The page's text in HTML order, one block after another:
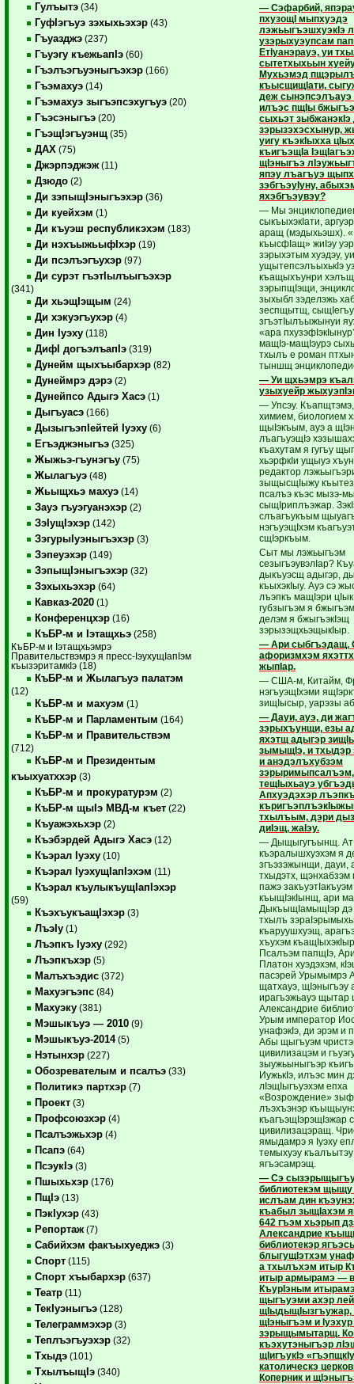
Гулъытэ (34)
ГуфIэгъуэ зэхыхьэхэр (43)
Гъуазджэ (237)
Гъуэгу къежьапIэ (60)
Гъэлъэгъуэныгъэхэр (166)
Гъэмахуэ (14)
Гъэмахуэ зыгъэпсэхугъуэ (20)
Гъэсэныгъэ (20)
ГъэщIэгъуэнщ (35)
ДАХ (75)
Джэрпэджэж (11)
Дзюдо (2)
Ди зэпыщIэныгъэхэр (36)
Ди куейхэм (1)
Ди къуэш республикэхэм (183)
Ди нэхъыжьыфIхэр (19)
Ди псэлъэгъухэр (97)
Ди сурэт гъэтIылъыгъэхэр
(341)
Ди хьэщIэщым (24)
Ди хэкуэгъухэр (4)
Дин Iуэху (118)
ДифI догъэлъапIэ (319)
Дунейм щыхъыбархэр (82)
Дунеймрэ дэрэ (2)
Дунейпсо Адыгэ Хасэ (1)
Дыгъуасэ (166)
ДызыгъэпIейтей Iуэху (6)
Егъэджэныгъэ (325)
Жыжьэ-гъунэгъу (75)
Жылагъуэ (48)
Жьыщхьэ махуэ (14)
Зауэ гъуэгуанэхэр (2)
ЗэIущIэхэр (142)
ЗэгурыIуэныгъэхэр (3)
Зэпеуэхэр (149)
ЗэпыщIэныгъэхэр (32)
Зэхыхьэхэр (64)
Кавказ-2020 (1)
Конференцхэр (16)
КъБР-м и Iэтащхьэ (258)
КъБР-м и Iэтащхьэмрэ
Правительствэмрэ я пресс-IэухущIапIэм
къызэритамкIэ (18)
КъБР-м и Жылагъуэ палатэм
(12)
КъБР-м и махуэм (1)
КъБР-м и Парламентым (164)
КъБР-м и Правительствэм
(712)
КъБР-м и Президентым
къыхуатххэр (3)
КъБР-м и прокуратурэм (2)
КъБР-м щыIэ МВД-м къет (22)
Къуажэхьхэр (2)
Къэбэрдей Адыгэ Хасэ (12)
Къэрал Iуэху (10)
Къэрал IуэхущIапIэхэм (11)
Къэрал къулыкъущIапIэхэр
(59)
КъэхъукъащIэхэр (3)
ЛъэIу (1)
Лъэпкъ Iуэху (292)
Лъэпкъхэр (5)
Малъхъэдис (372)
Махуэгъэпс (84)
Махуэку (381)
Мэшыкъуэ — 2010 (9)
Мэшыкъуэ-2014(5)
Нэтынхэр (227)
Обозревателым и псалъэ (33)
Политикэ партхэр (7)
Проект (3)
Профсоюзхэр (4)
Псалъэжьхэр (4)
Псапэ (64)
ПсэукIэ (3)
Пшыхьхэр (176)
ПщIэ (13)
ПэкIухэр (43)
Репортаж (7)
Сабийхэм факъыхуеджэ (3)
Спорт (115)
Спорт хъыбархэр (637)
Театр (11)
ТекIуэныгъэ (128)
Телеграммэхэр (3)
Теплъэгъуэхэр (32)
Тхыдэ (101)
ТхылъыщIэ (340)
— Сэфарбий,
пхузощI мыпхуэдэ
лэжьыгъэшхуэкIэ
узэрыхуэупсам
ЕтIуанэрауэ, уи
сытетхыхьын
Мухьэмэд
къысщищIати,
деж
илъэс пщIы
сыхьэт зыбжанэкIэ
зэрызэхэсхынур,
уигу къэкIыхха
къигъэщIа
щIэныгъэ
япэу лъагъуэ
зэбгъэуIуну,
яхэбгъэувэу?
— Мы
сыкъыхэкIати,
аращ (мэдыхьэшх).
къысфIащ» жиIэу
зэрыхэтым хуэдэу,
ущытепсэлъыхькIэ
къащыхъунри
зэрыпщIэщи,
зыхыбл зэделэжь
зеспщытщ,
згъэтIылъыжынуи
«ара
мащIэ-мащIэурэ
тхылъ е роман
тыншщ
— Уи щхьэмрэ
узыхуейр
— Упсэу.
химием, биологием
щыIэкъым, ауэ а
лъагъуэщIэ
къахутам я гугъу
хьэрфкIи ущыуэ
редактор
зыщысщIыжу
псалъэ къэс мызэ-
сыщIриплъэжар.
слъагъукъым
нэгъуэщIхэм
сщIэркъым.
Сыт мы лэжьыгъэм
сезыгъэувэлIар?
дыкъуэсщ адыгэр,
къыхэкIыу. Ауэ сэ
лъэпкъ мащIэри
губзыгъэм я
делэм я бжыгъэкIэщ
зэрызэщхьэщыкIыр.
— Ари сыбгъэдащ,
афоризмхэм
жыпIар.
— США-м, Китайм,
нэгъуэщIхэми
зищIысыр, уарэзы
— Дауи, ауэ, ди
зэрыхъунщи, езы
яхэтщ адыгэр
зымыщIэ, и тхыдэр
и анэдэлъхубзэм
тещIыхьауэ
Апхуэдэхэр
тхылъым, дэри
диIэщ, жаIэу.
— Дыщыгугъынщ.
къэралышхуэхэм я
згъэзэжынщи, дауи,
тхыдэтх, щэнхабзэм
пажэ
къыщIэкIынщ, ари
ДыкъыщIамыщIэр дэ
тхылъ
къаруушхуэщ,
хъухэм
Псалъэм папщIэ,
Платон хуэдэхэм,
пасэрей Урымымрэ
щатхауэ, щIэныгъэу
ирагъэжьауэ щытар
Александрие
Урым император
унафэкIэ, ди эрэм и
Абы щыгъуэм
цивилизацэм и
зыужьыныгъэр
ИужькIэ, илъэс мин
лIэщIыгъуэхэм епха
«Возрождение»
лъэхъэнэр
къагъэщIэрэщIэжар
цивилизацэращ.
ямыдамрэ я Iуэху
темыхуэу
ягъэсамрэщ.
— Сэ
библиотекэм щыщу
ислъам дин
къабыл зыщIахэм
642 гъэм хьэрып
Александрие
библиотекэр
блыгущIэтхэм
а тхылъхэм итыр
итыр армырамэ —
КъурIэным
щыгъуэми ахэр
щIыдыщIызгъужар,
щIэныгъэм и
зэрыщымытарщ.
къэхутэныгъэр
щIигъукIэ
католическэ
Коперник и